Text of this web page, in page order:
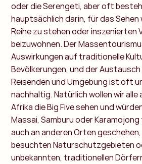
oder die Serengeti, aber oft
hauptsächlich darin, für das Sehen
Reihe zu stehen oder inszenierten
beizuwohnen. Der
Auswirkungen auf traditionelle
Bevölkerungen, und der
Reisenden und Umgebung ist oft
nachhaltig. Natürlich wollen wir alle
Afrika die Big Five sehen und
Massai, Samburu oder
auch an anderen Orten
besuchten Naturschutzgebieten
unbekannten, traditionellen